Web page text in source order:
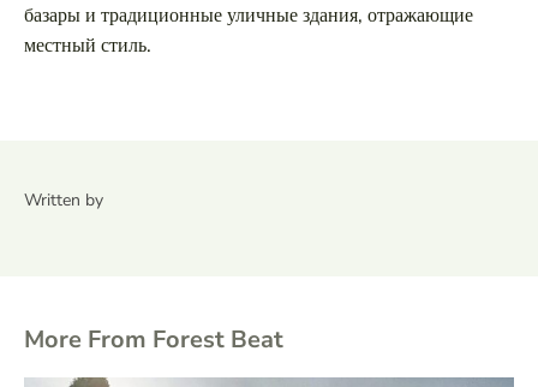
базары и традиционные уличные здания, отражающие
местный стиль.
Written by
More From Forest Beat